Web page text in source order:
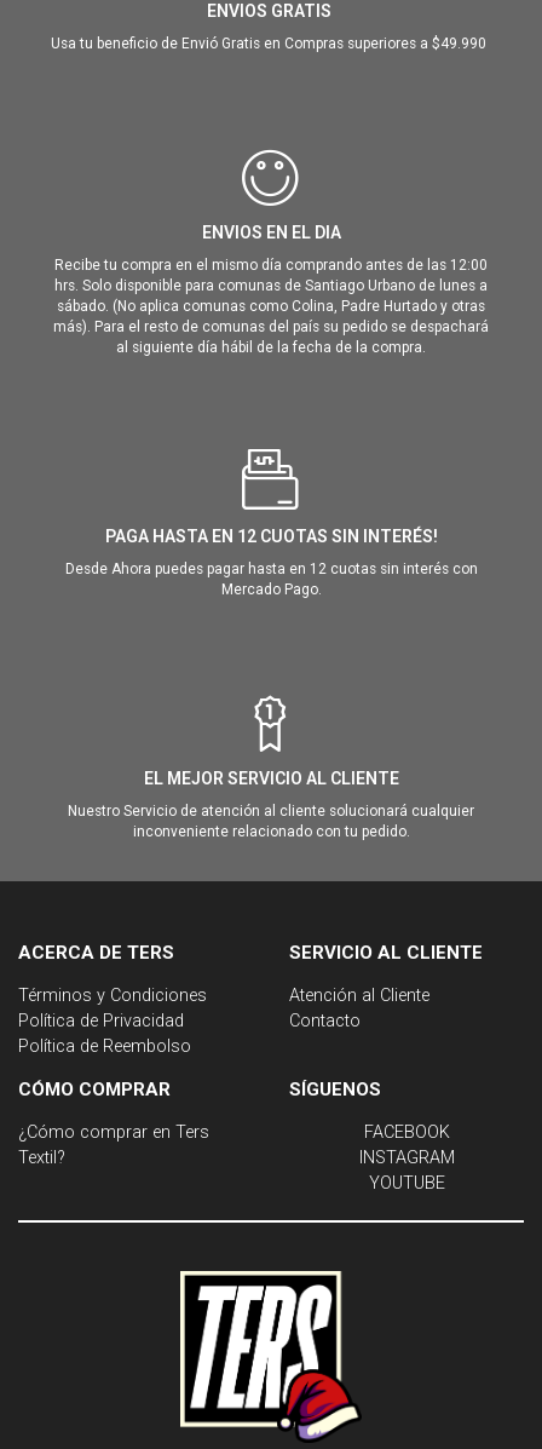
ENVIOS GRATIS
Usa tu beneficio de Envió Gratis en Compras superiores a $49.990
ENVIOS EN EL DIA
Recibe tu compra en el mismo día comprando antes de las 12:00
hrs. Solo disponible para comunas de Santiago Urbano de lunes a
sábado. (No aplica comunas como Colina, Padre Hurtado y otras
más). Para el resto de comunas del país su pedido se despachará
al siguiente día hábil de la fecha de la compra.
PAGA HASTA EN 12 CUOTAS SIN INTERÉS!
Desde Ahora puedes pagar hasta en 12 cuotas sin interés con
Mercado Pago.
EL MEJOR SERVICIO AL CLIENTE
Nuestro Servicio de atención al cliente solucionará cualquier
inconveniente relacionado con tu pedido.
ACERCA DE TERS
Términos y Condiciones
Política de Privacidad
Política de Reembolso
SERVICIO AL CLIENTE
Atención al Cliente
Contacto
CÓMO COMPRAR
¿Cómo comprar en Ters
Textil?
SÍGUENOS
FACEBOOK
INSTAGRAM
YOUTUBE